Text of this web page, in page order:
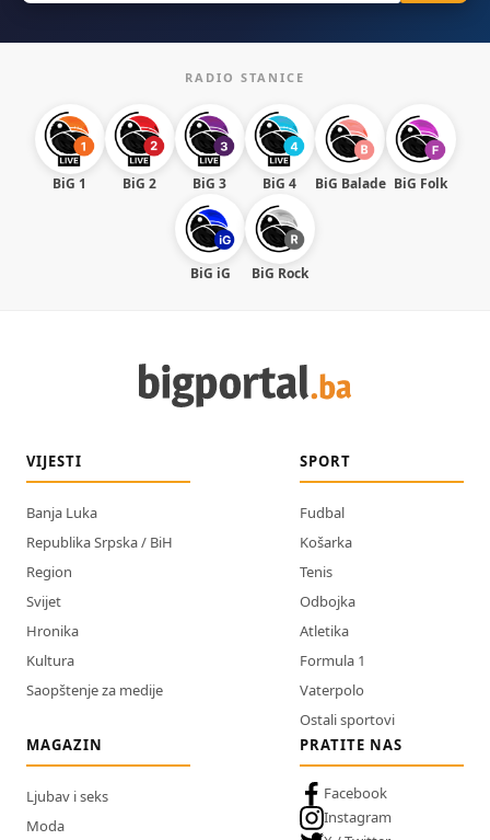
RADIO STANICE
BiG 1 BiG 2 BiG 3 BiG 4 BiG Balade BiG Folk
BiG iG BiG Rock
VIJESTI
Banja Luka
Republika Srpska / BiH
Region
Svijet
Hronika
Kultura
Saopštenje za medije
SPORT
Fudbal
Košarka
Tenis
Odbojka
Atletika
Formula 1
Vaterpolo
Ostali sportovi
MAGAZIN
Ljubav i seks
Moda
PRATITE NAS
Facebook
Instagram